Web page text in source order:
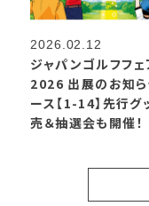
2026.02.12
ジャパンゴルフフェ
2026 出展のお知
ース【1-14】先行グ
売＆抽選会も開催！